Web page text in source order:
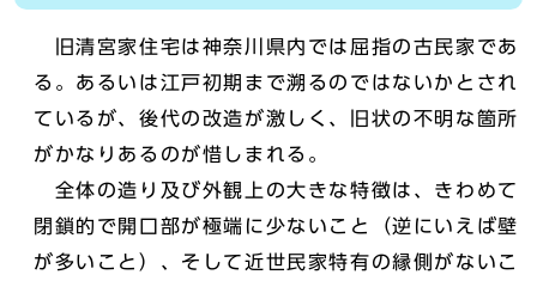
旧清宮家住宅は神奈川県内では屈指の古民家であ
る。あるいは江戸初期まで溯るのではないかとされ
ているが、後代の改造が激しく、旧状の不明な箇所
がかなりあるのが惜しまれる。
全体の造り及び外観上の大きな特徴は、きわめて
閉鎖的で開口部が極端に少ないこと（逆にいえば壁
が多いこと）、そして近世民家特有の縁側がないこ